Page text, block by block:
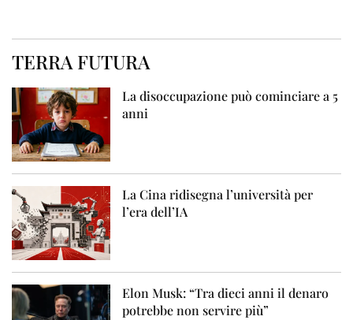
TERRA FUTURA
La disoccupazione può cominciare a 5
anni
La Cina ridisegna l’università per
l’era dell’IA
Elon Musk: “Tra dieci anni il denaro
potrebbe non servire più”